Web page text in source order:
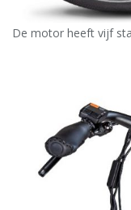
De motor heeft vijf